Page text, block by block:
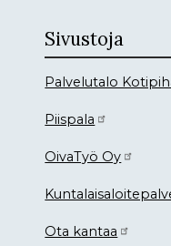
Sivustoja
Palvelutalo
Piispala
OivaTyö Oy
Ota kantaa